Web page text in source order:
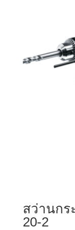
สว่านกร
20-2